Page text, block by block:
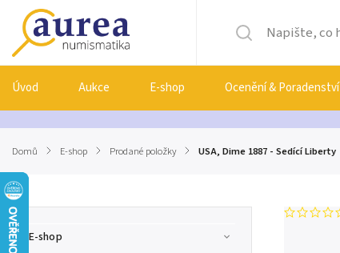
Úvod Aukce E-shop Ocenění & Poradenství
Domů / E-shop / Prodané položky / USA, Dime 1887 - Sedící Liberty
E-shop